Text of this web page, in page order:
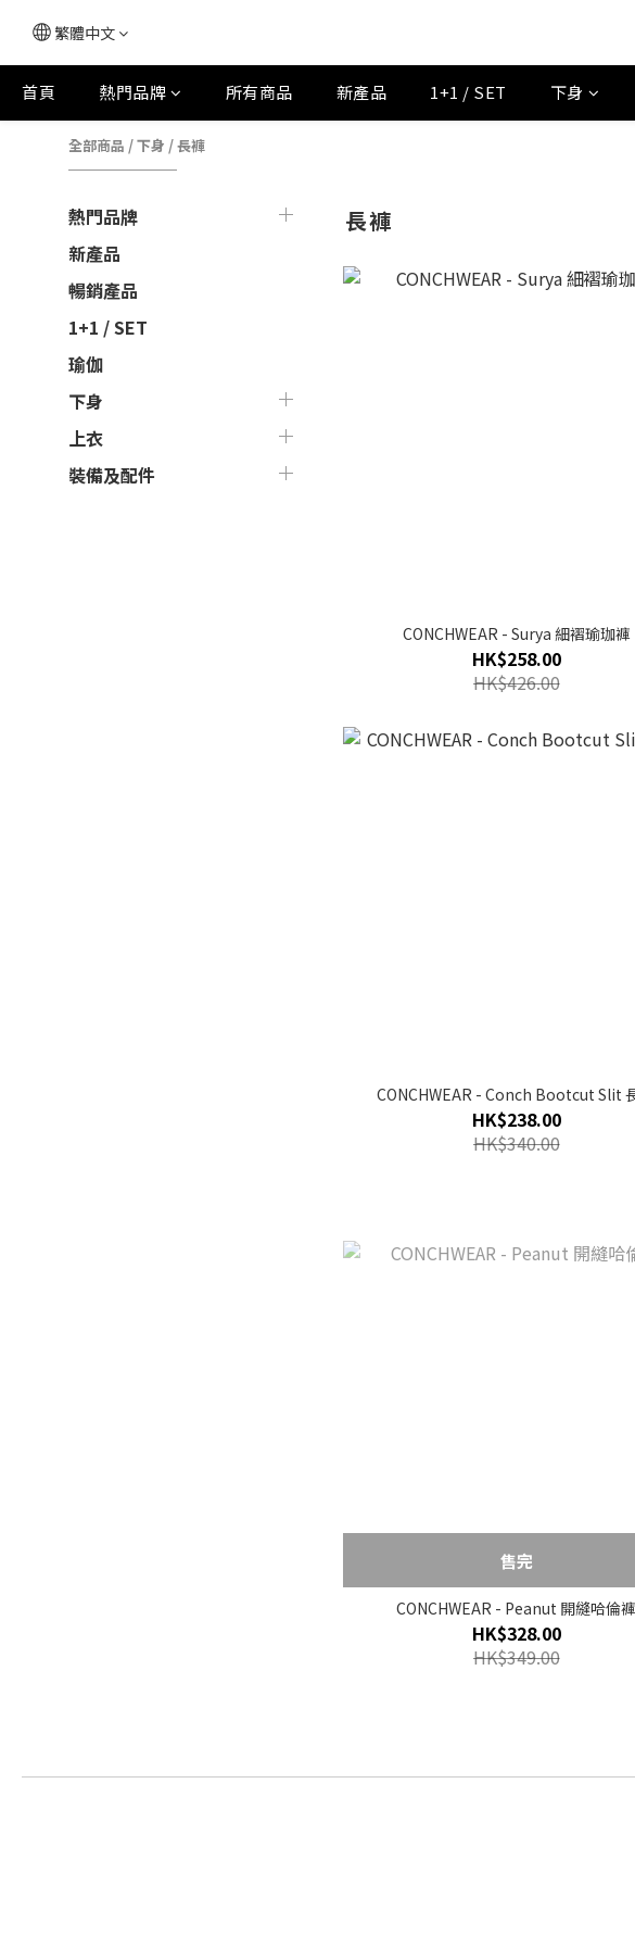
繁體中文
首頁 熱門品牌 所有商品 新產品 1+1 / SET 下身
全部商品 /下身 /長褲
熱門品牌
新產品
暢銷產品
1+1 / SET
瑜伽
下身
上衣
裝備及配件
長褲
CONCHWEAR - Surya 細褶瑜珈褲
HK$258.00
HK$426.00
CONCHWEAR - Conch Bootcut Slit
HK$238.00
HK$340.00
售完
CONCHWEAR - Peanut 開縫哈倫褲
HK$328.00
HK$349.00